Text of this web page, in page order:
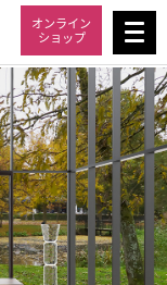
オンライン
ショップ